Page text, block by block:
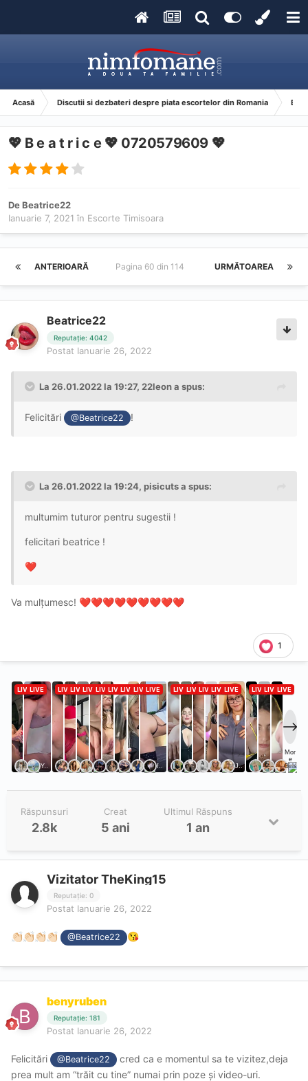
Acasă Discutii si dezbateri despre piata escortelor din Romania
💖 B e a t r i c e 💖 0720579609 💖
DeBeatrice22
Ianuarie 7, 2021 în Escorte Timisoara
ANTERIOARĂ URMĂTOAREA
Pagina 60 din 114
Beatrice22
Reputație: 4042
Postat Ianuarie 26, 2022
La 26.01.2022 la 19:27, 22leona spus:
Felicitări @Beatrice22 !
La 26.01.2022 la 19:24, pisicutsa spus:
multumim tuturor pentru sugestii !
felicitari beatrice !
❤️
Va mulțumesc! ❤️❤️❤️❤️❤️❤️❤️❤️❤️
1
Răspunsuri
2.8k
Creat
5 ani
Ultimul Răspuns
1 an
Vizitator TheKing15
Reputație: 0
Postat Ianuarie 26, 2022
👏🏻👏🏻👏🏻👏🏻 @Beatrice22 😘
benyruben
Reputație: 181
Postat Ianuarie 26, 2022
Felicitări @Beatrice22
cred ca e momentul sa te vizitez,deja
prea mult am “trăit cu tine” numai prin poze și video-uri.